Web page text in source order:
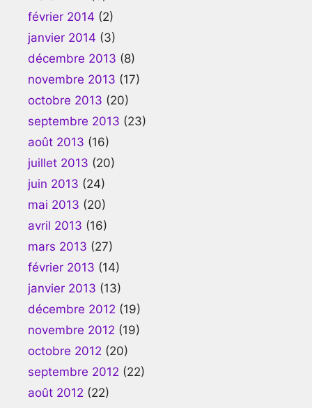
février 2014 (2)
janvier 2014 (3)
décembre 2013 (8)
novembre 2013 (17)
octobre 2013 (20)
septembre 2013 (23)
août 2013 (16)
juillet 2013 (20)
juin 2013 (24)
mai 2013 (20)
avril 2013 (16)
mars 2013 (27)
février 2013 (14)
janvier 2013 (13)
décembre 2012 (19)
novembre 2012 (19)
octobre 2012 (20)
septembre 2012 (22)
août 2012 (22)